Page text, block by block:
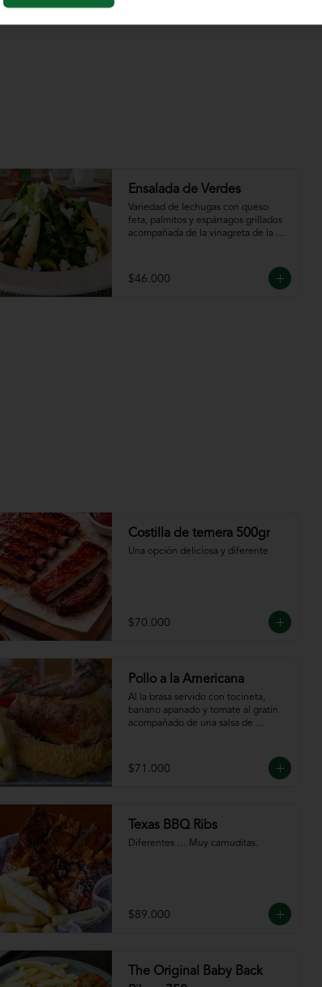
Ensalada de Verdes
Variedad de lechugas con queso
feta, palmitos y espárragos grillados
acompañada de la vinagreta de la
$46.000
Costilla de ternera 500gr
Una opción deliciosa y diferente
$70.000
Pollo a la Americana
Al la brasa servido con tocineta,
banano apanado y tomate al gratín
acompañado de una salsa de
$71.000
Texas BBQ Ribs
Diferentes … Muy carnuditas.
$89.000
The Original Baby Back